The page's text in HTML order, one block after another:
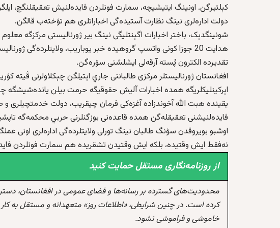
کېلتیرگن. اونینگ ایتیشیچه، سمارت فونلردن فایده‌لنیش تعقیقلنگچ،
دولت اداره‌لری نینگ نظارت آستیده‌گی اخباراتلری هم تۉخته‌ب قالگن.
شونینگدېک، باختر اخبارات اگېنتلیگی نینگ بیر ژورنالیستی مرکزگه
هدایت 20 جوزا کونی واتسپ گروهیده خبر یوباریب، ولایتلرده‌گی
تقدیرده الکترون پُسته‌ آرقه‌لی ایشلشنی سۉره‌گن.
افغانستان ژورنالیستلر مرکزی طالباننی جاري اېتیلگن چېکلاولرنی
اېرکینلیکلریگه همده‌ اخبارات آلیش حقوقیگه حرمت بیلن یانده‌شیشگه
یقینده هبت الله آخوندزاده آغزه‌کی فرمان چیقریب، دولت خدمتچیلری
فایده‌لنیشنی تعقیقله‌گن همده‌ قاعده‌نی بوزگنلرنی حربي محکمه‌گه
اوشبو بویروقدن سۉنگ طالبان نینگ تورلی ولایتلرده‌گی اداره‌لری اونی
نه‌فقط ایش وقتیده، بلکه‌ ایش وقتیدن تشقریده هم سمارت فونلردن
از روزنامه‌نگاری مستقل حمایت کنید
محدودیت‌های گسترده بر رسانه‌ها و فضای عمومی در افغانستان،
کرده است. در چنین شرایطی، «اطلاعات روز» متعهدانه و مستقل به
خاموشی و فراموشی نشود.